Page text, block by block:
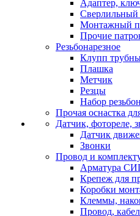
Адаптер,
Сверлильный
Монтажный
Прочие
Резьбонарезное
Клупп
Плашка
Метчик
Резцы
Набор
Прочая оснастка
Датчик, фотореле,
Датчик
Звонки
Провод и
Арматура
Крепеж для
Коробки
Клеммы,
Провод,